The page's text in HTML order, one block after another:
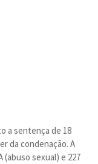
a sentença de 18
da condenação. A
(abuso sexual) e 227